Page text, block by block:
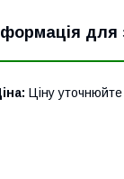
Ціну уточнюйте